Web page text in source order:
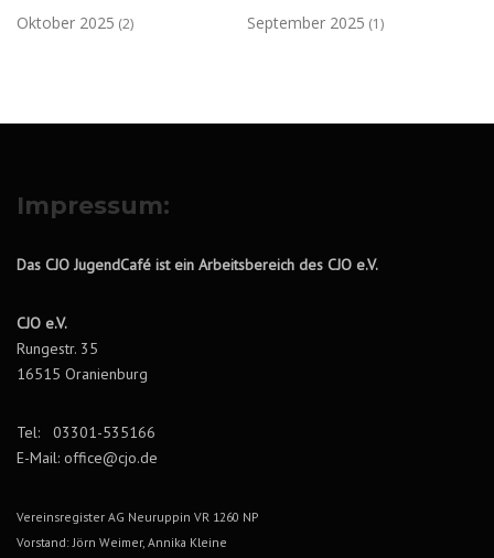
Oktober 2025 (2) September 2025 (1)
Impressum:
Das CJO JugendCafé ist ein Arbeitsbereich des CJO e.V.
CJO e.V.
Rungestr. 35
16515 Oranienburg
Tel: 03301-535166
E-Mail: office@cjo.de
Vereinsregister AG Neuruppin VR 1260 NP
Vorstand: Jörn Weimer, Annika Kleine